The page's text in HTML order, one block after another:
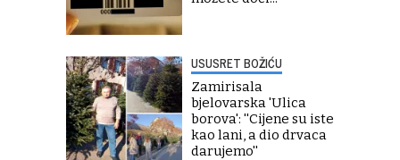
USUSRET BOŽIĆU
Zamirisala
bjelovarska 'Ulica
borova': ''Cijene su iste
kao lani, a dio drvaca
darujemo''